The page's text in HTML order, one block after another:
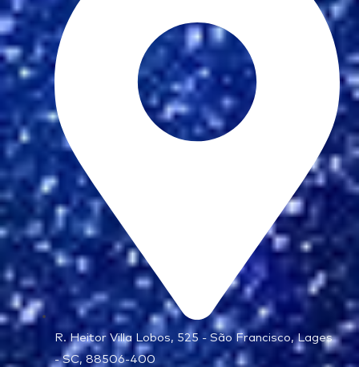
R. Heitor Villa Lobos, 525 - São Francisco, Lages
- SC, 88506-400